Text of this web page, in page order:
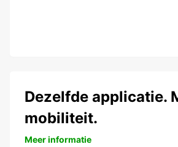
Dezelfde applicatie.
mobiliteit.
Meer informatie